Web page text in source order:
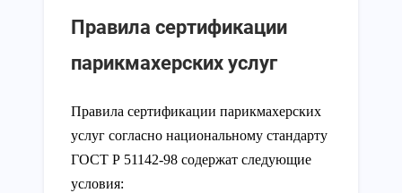
Правила сертификации
парикмахерских услуг
Правила сертификации парикмахерских
услуг согласно национальному стандарту
ГОСТ Р 51142-98 содержат следующие
условия: